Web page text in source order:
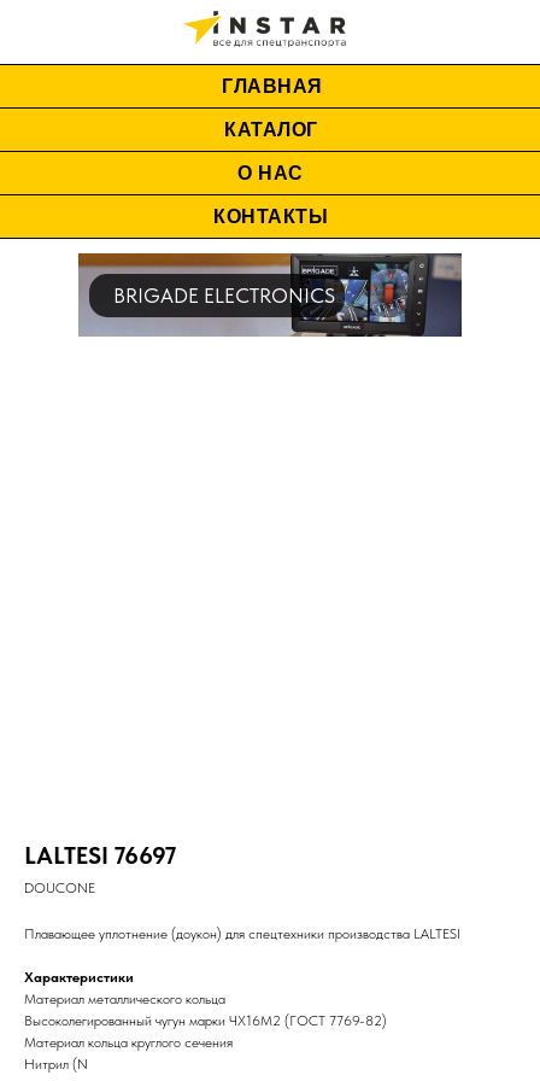
ГЛАВНАЯ
КАТАЛОГ
О НАС
КОНТАКТЫ
BRIGADE ELECTRONICS
LALTESI 76697
DOUCONE
Плавающее уплотнение (доукон) для спецтехники производства LALTESI
Характеристики
Материал металлического кольца
Высоколегированный чугун марки ЧХ16М2 (ГОСТ 7769-82)
Материал кольца круглого сечения
Нитрил (N